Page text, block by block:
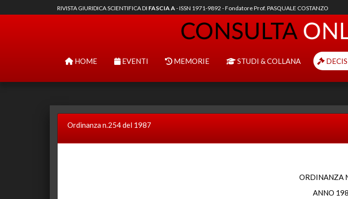
RIVISTA GIURIDICA SCIENTIFICA DI FASCIA A- ISSN 1971-9892 - Fondatore Prof. PASQUALE COSTANZO
HOME EVENTI MEMORIE STUDI & COLLANA
Ordinanza n.254 del 1987
ORDINANZA
ANNO